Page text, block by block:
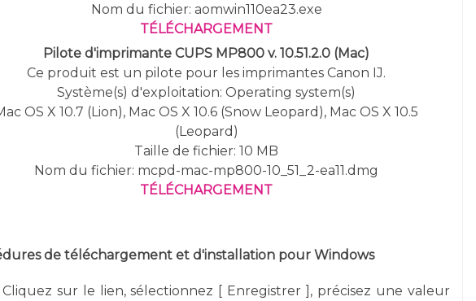
Nom du fichier: aomwin110ea23.exe
TÉLÉCHARGEMENT
Pilote d'imprimante CUPS MP800 v. 10.51.2.0 (Mac)
Ce produit est un pilote pour les imprimantes Canon IJ.
Système(s) d'exploitation: Operating system(s)
OS X 10.7 (Lion), Mac OS X 10.6 (Snow Leopard), Mac OS X 10.5
(Leopard)
Taille de fichier: 10 MB
Nom du fichier: mcpd-mac-mp800-10_51_2-ea11.dmg
TÉLÉCHARGEMENT
de téléchargement et d'installation pour Windows
Cliquez sur le lien, sélectionnez [ Enregistrer ], précisez une valeur